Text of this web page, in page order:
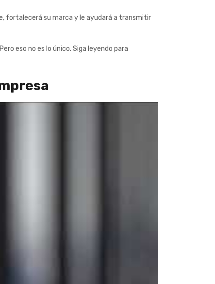
fortalecerá su marca y le ayudará a transmitir
eso no es lo único. Siga leyendo para